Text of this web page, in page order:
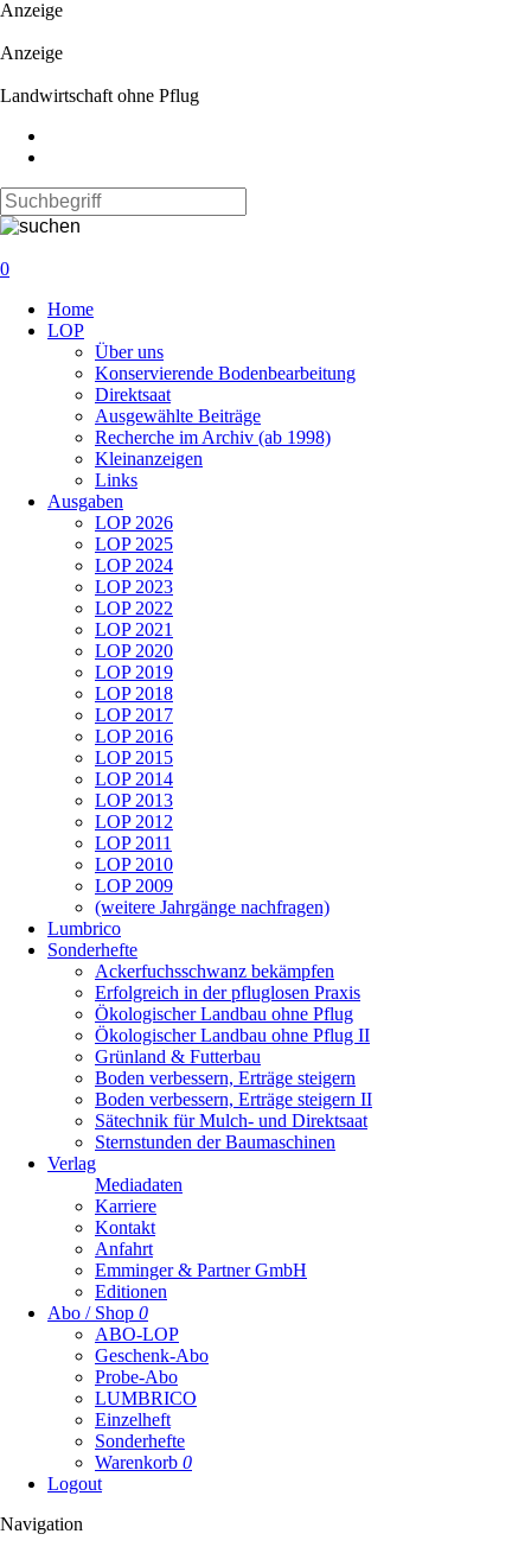
Anzeige
Anzeige
Landwirtschaft ohne Pflug
0
überspringen
Home
LOP
Über uns
Konservierende Bodenbearbeitung
Direktsaat
Ausgewählte Beiträge
Recherche im Archiv (ab 1998)
Kleinanzeigen
Links
Ausgaben
LOP 2026
LOP 2025
LOP 2024
LOP 2023
LOP 2022
LOP 2021
LOP 2020
LOP 2019
LOP 2018
LOP 2017
LOP 2016
LOP 2015
LOP 2014
LOP 2013
LOP 2012
LOP 2011
LOP 2010
LOP 2009
(weitere Jahrgänge nachfragen)
Lumbrico
Sonderhefte
Ackerfuchsschwanz bekämpfen
Erfolgreich in der pfluglosen Praxis
Ökologischer Landbau ohne Pflug
Ökologischer Landbau ohne Pflug II
Grünland & Futterbau
Boden verbessern, Erträge steigern
Boden verbessern, Erträge steigern II
Sätechnik für Mulch- und Direktsaat
Sternstunden der Baumaschinen
Verlag
Mediadaten
Karriere
Kontakt
Anfahrt
Emminger & Partner GmbH
Editionen
Abo / Shop 0
ABO-LOP
Geschenk-Abo
Probe-Abo
LUMBRICO
Einzelheft
Sonderhefte
Warenkorb 0
Logout
Navigation